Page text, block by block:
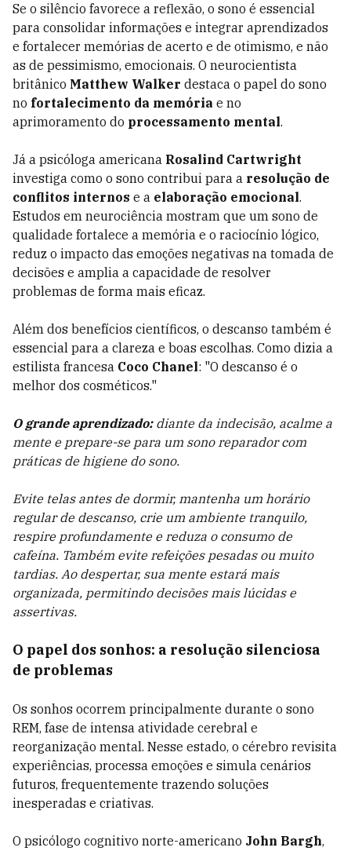
Se o silêncio favorece a reflexão, o sono é essencial
para consolidar informações e integrar aprendizados
e fortalecer memórias de acerto e de otimismo, e não
as de pessimismo, emocionais. O neurocientista
britânico Matthew Walker destaca o papel do sono
no fortalecimento da memória e no
aprimoramento do processamento mental.
Já a psicóloga americana Rosalind Cartwright
investiga como o sono contribui para a resolução de
conflitos internos e a elaboração emocional.
Estudos em neurociência mostram que um sono de
qualidade fortalece a memória e o raciocínio lógico,
reduz o impacto das emoções negativas na tomada de
decisões e amplia a capacidade de resolver
problemas de forma mais eficaz.
Além dos benefícios científicos, o descanso também é
essencial para a clareza e boas escolhas. Como dizia a
estilista francesa Coco Chanel: "O descanso é o
melhor dos cosméticos."
O grande aprendizado:diante da indecisão, acalme a
mente e prepare-se para um sono reparador com
práticas de higiene do sono.
Evite telas antes de dormir, mantenha um horário
regular de descanso, crie um ambiente tranquilo,
respire profundamente e reduza o consumo de
cafeína. Também evite refeições pesadas ou muito
tardias. Ao despertar, sua mente estará mais
organizada, permitindo decisões mais lúcidas e
assertivas.
O papel dos sonhos: a resolução silenciosa
de problemas
Os sonhos ocorrem principalmente durante o sono
REM, fase de intensa atividade cerebral e
reorganização mental. Nesse estado, o cérebro revisita
experiências, processa emoções e simula cenários
futuros, frequentemente trazendo soluções
inesperadas e criativas.
O psicólogo cognitivo norte-americano John Bargh,